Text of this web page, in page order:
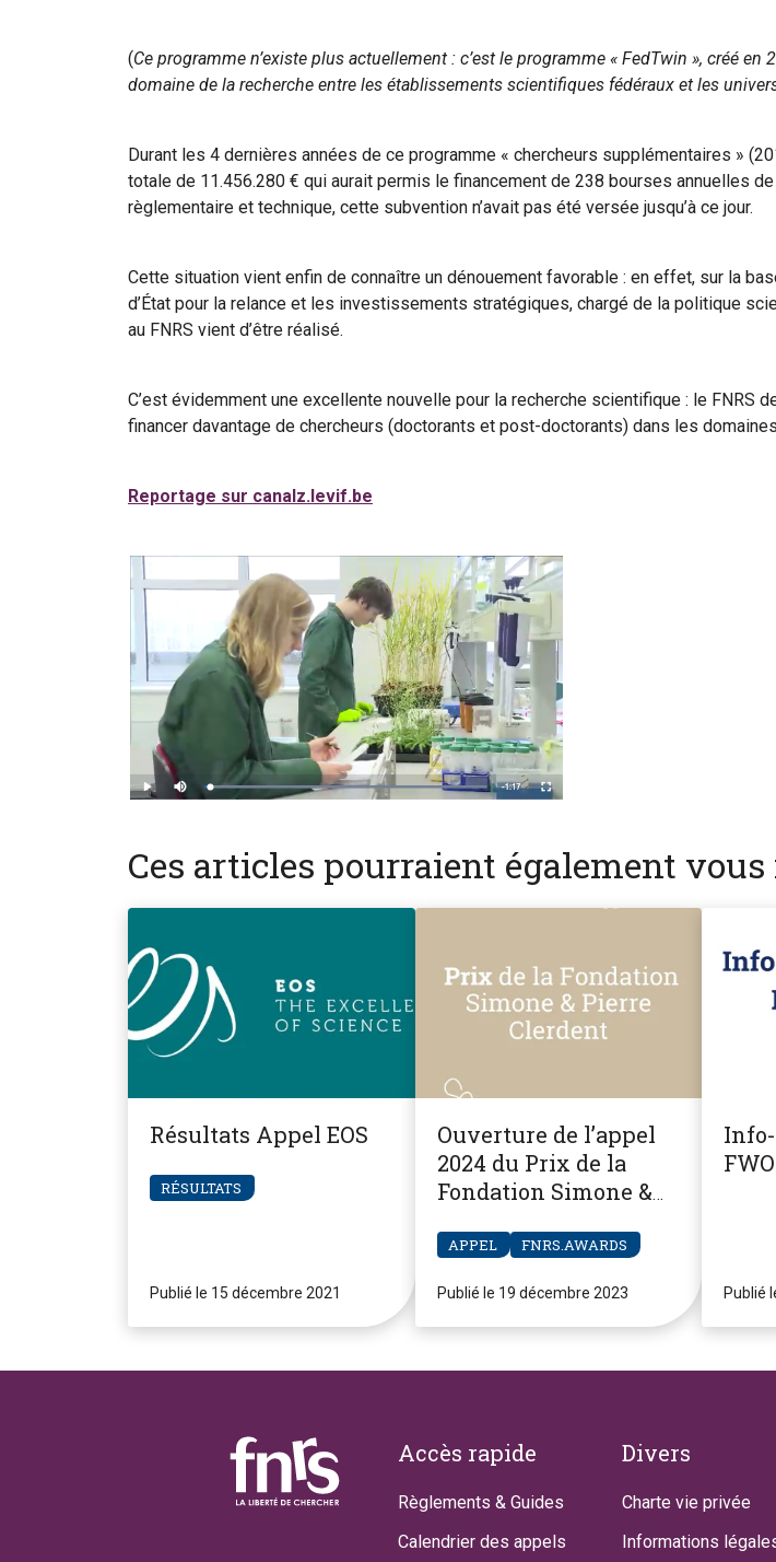
(Ce programme n’existe plus actuellement : c’est le programme « FedTwin », créé
domaine de la recherche entre les établissements scientifiques fédéraux et les
Durant les 4 dernières années de ce programme « chercheurs supplémentaires »
totale de 11.456.280 € qui aurait permis le financement de 238 bourses annuelles
règlementaire et technique, cette subvention n’avait pas été versée jusqu’à ce jour.
Cette situation vient enfin de connaître un dénouement favorable : en effet, sur la
d’État pour la relance et les investissements stratégiques, chargé de la politique
au FNRS vient d’être réalisé.
C’est évidemment une excellente nouvelle pour la recherche scientifique : le
financer davantage de chercheurs (doctorants et post-doctorants) dans les
Reportage sur canalz.levif.be
Ces articles pourraient également
Résultats Appel EOS
RÉSULTATS
Publié le 15 décembre 2021
Ouverture de l’appel
2024 du Prix de la
Fondation Simone &
APPEL FNRS.AWARDS
Publié le 19 décembre 2023 Publié
Footer
Accès rapide
Règlements & Guides
Calendrier des appels
Divers
Charte vie privée
Informations